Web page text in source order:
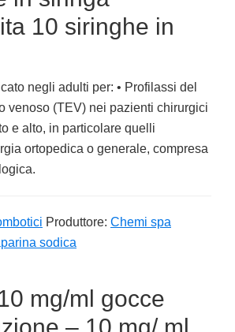
10 siringhe in
negli adulti per: • Profilassi del
venoso (TEV) nei pazienti chirurgici
e alto, in particolare quelli
ortopedica o generale, compresa
Produttore: Chemi spa
sodica
mg/ml gocce